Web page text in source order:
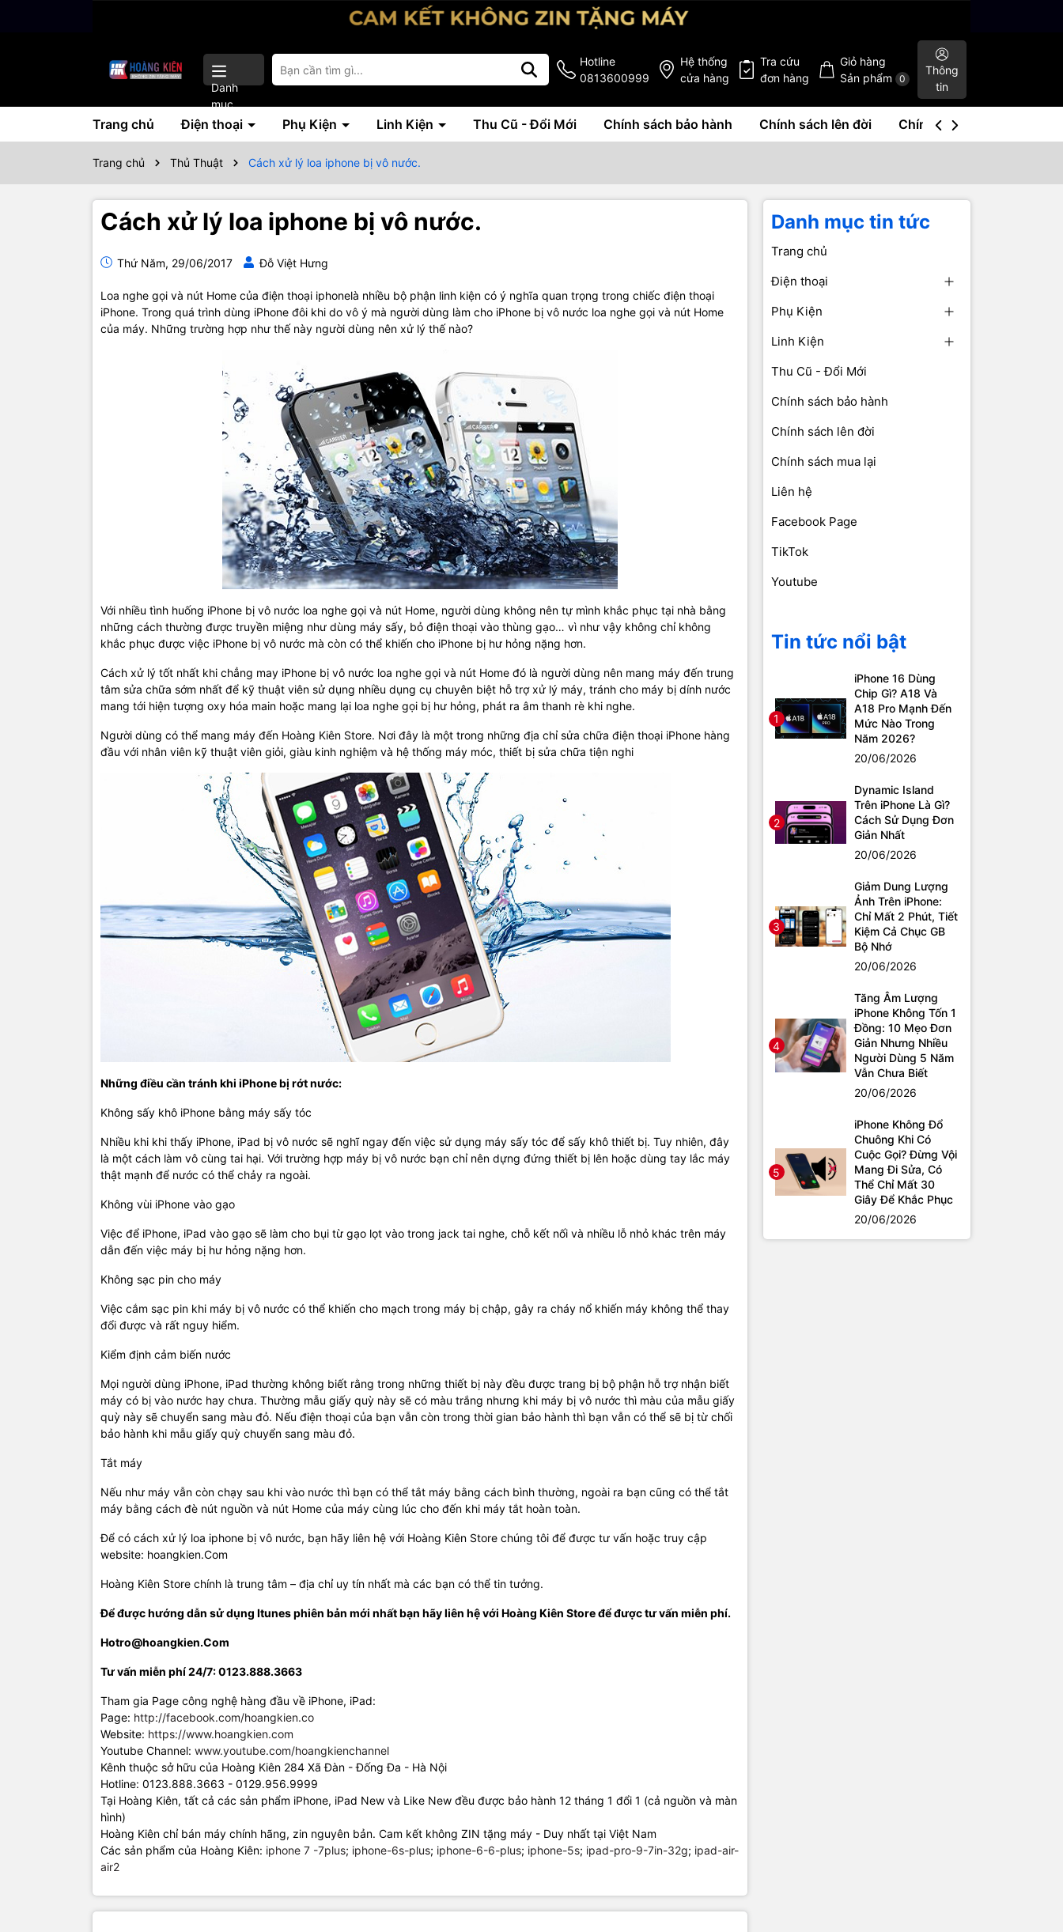
Danh
mục
Hotline
0813600999
Hệ thống
cửa hàng
Tra cứu
đơn hàng
Giỏ hàng
Sản phẩm
0
Thông
tin
Trang chủ Điện thoại Phụ Kiện Linh Kiện Thu Cũ - Đổi Mới Chính sách bảo hành Chính sách lên đời Chính sách mua lại
Trang chủ Thủ Thuật Cách xử lý loa iphone bị vô nước.
Cách xử lý loa iphone bị vô nước.
Thứ Năm, 29/06/2017 Đỗ Việt Hưng
Loa nghe gọi và nút Home của điện thoại iphonelà nhiều bộ phận linh kiện có ý nghĩa quan trọng trong chiếc điện thoại
iPhone. Trong quá trình dùng iPhone đôi khi do vô ý mà người dùng làm cho iPhone bị vô nước loa nghe gọi và nút Home
của máy. Những trường hợp như thế này người dùng nên xử lý thế nào?
Với nhiều tình huống iPhone bị vô nước loa nghe gọi và nút Home, người dùng không nên tự mình khắc phục tại nhà bằng
những cách thường được truyền miệng như dùng máy sấy, bỏ điện thoại vào thùng gạo… vì như vậy không chỉ không
khắc phục được việc iPhone bị vô nước mà còn có thể khiến cho iPhone bị hư hỏng nặng hơn.
Cách xử lý tốt nhất khi chẳng may iPhone bị vô nước loa nghe gọi và nút Home đó là người dùng nên mang máy đến trung
tâm sửa chữa sớm nhất để kỹ thuật viên sử dụng nhiều dụng cụ chuyên biệt hỗ trợ xử lý máy, tránh cho máy bị dính nước
mang tới hiện tượng oxy hóa main hoặc mang lại loa nghe gọi bị hư hỏng, phát ra âm thanh rè khi nghe.
Người dùng có thể mang máy đến Hoàng Kiên Store. Nơi đây là một trong những địa chỉ sửa chữa điện thoại iPhone hàng
đầu với nhân viên kỹ thuật viên giỏi, giàu kinh nghiệm và hệ thống máy móc, thiết bị sửa chữa tiện nghi
Những điều cần tránh khi iPhone bị rớt nước:
Không sấy khô iPhone bằng máy sấy tóc​
Nhiều khi khi thấy iPhone, iPad bị vô nước sẽ nghĩ ngay đến việc sử dụng máy sấy tóc để sấy khô thiết bị. Tuy nhiên, đây
là một cách làm vô cùng tai hại. Với trường hợp máy bị vô nước bạn chỉ nên dựng đứng thiết bị lên hoặc dùng tay lắc máy
thật mạnh để nước có thể chảy ra ngoài.
Không vùi iPhone vào gạo
Việc để iPhone, iPad vào gạo sẽ làm cho bụi từ gạo lọt vào trong jack tai nghe, chỗ kết nối và nhiều lỗ nhỏ khác trên máy
dẫn đến việc máy bị hư hỏng nặng hơn.
Không sạc pin cho máy
Việc cắm sạc pin khi máy bị vô nước có thể khiến cho mạch trong máy bị chập, gây ra cháy nổ khiến máy không thể thay
đổi được và rất nguy hiểm.
Kiểm định cảm biến nước
Mọi người dùng iPhone, iPad thường không biết rằng trong những thiết bị này đều được trang bị bộ phận hỗ trợ nhận biết
máy có bị vào nước hay chưa. Thường mẫu giấy quỳ này sẽ có màu trắng nhưng khi máy bị vô nước thì màu của mẫu giấy
quỳ này sẽ chuyển sang màu đỏ. Nếu điện thoại của bạn vẫn còn trong thời gian bảo hành thì bạn vẫn có thể sẽ bị từ chối
bảo hành khi mẫu giấy quỳ chuyển sang màu đỏ.
Tắt máy
Nếu như máy vẫn còn chạy sau khi vào nước thì bạn có thể tắt máy bằng cách bình thường, ngoài ra bạn cũng có thể tắt
máy bằng cách đè nút nguồn và nút Home của máy cùng lúc cho đến khi máy tắt hoàn toàn.
Để có cách xử lý loa iphone bị vô nước, bạn hãy liên hệ với Hoàng Kiên Store chúng tôi để được tư vấn hoặc truy cập
website: hoangkien.Com
Hoàng Kiên Store chính là trung tâm – địa chỉ uy tín nhất mà các bạn có thể tin tưởng.
Để được hướng dẫn sử dụng Itunes phiên bản mới nhất bạn hãy liên hệ với Hoàng Kiên Store để được tư vấn miễn phí.
Hotro@hoangkien.Com
Tư vấn miễn phí 24/7: 0123.888.3663
Tham gia Page công nghệ hàng đầu về iPhone, iPad:
Page: http://facebook.com/hoangkien.co
Website: https://www.hoangkien.com
Youtube Channel: www.youtube.com/hoangkienchannel
Kênh thuộc sở hữu của Hoàng Kiên 284 Xã Đàn - Đống Đa - Hà Nội
Hotline: 0123.888.3663 - 0129.956.9999
Tại Hoàng Kiên, tất cả các sản phẩm iPhone, iPad New và Like New đều được bảo hành 12 tháng 1 đổi 1 (cả nguồn và màn
hình)
Hoàng Kiên chỉ bán máy chính hãng, zin nguyên bản. Cam kết không ZIN tặng máy - Duy nhất tại Việt Nam
Các sản phẩm của Hoàng Kiên: iphone 7 -7plus; iphone-6s-plus; iphone-6-6-plus; iphone-5s; ipad-pro-9-7in-32g; ipad-air-
air2
Danh mục tin tức
Trang chủ
Điện thoại
Phụ Kiện
Linh Kiện
Thu Cũ - Đổi Mới
Chính sách bảo hành
Chính sách lên đời
Chính sách mua lại
Liên hệ
Facebook Page
TikTok
Youtube
Tin tức nổi bật
1
iPhone 16 Dùng
Chip Gì? A18 Và
A18 Pro Mạnh Đến
Mức Nào Trong
Năm 2026?
20/06/2026
2
Dynamic Island
Trên iPhone Là Gì?
Cách Sử Dụng Đơn
Giản Nhất
20/06/2026
3
Giảm Dung Lượng
Ảnh Trên iPhone:
Chỉ Mất 2 Phút, Tiết
Kiệm Cả Chục GB
Bộ Nhớ
20/06/2026
4
Tăng Âm Lượng
iPhone Không Tốn 1
Đồng: 10 Mẹo Đơn
Giản Nhưng Nhiều
Người Dùng 5 Năm
Vẫn Chưa Biết
20/06/2026
5
iPhone Không Đổ
Chuông Khi Có
Cuộc Gọi? Đừng Vội
Mang Đi Sửa, Có
Thể Chỉ Mất 30
Giây Để Khắc Phục
20/06/2026